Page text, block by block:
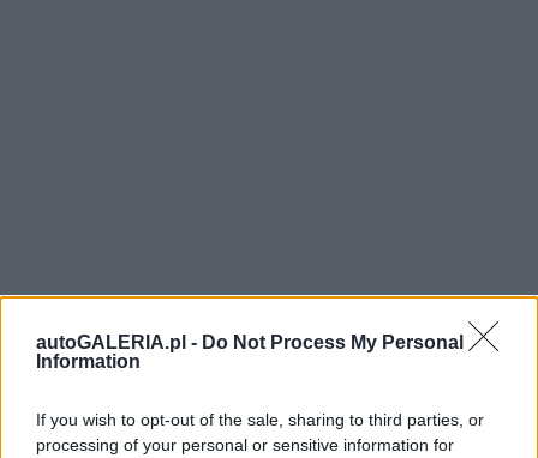
autoGALERIA.pl - Do Not Process My Personal
Information
If you wish to opt-out of the sale, sharing to third parties, or
processing of your personal or sensitive information for